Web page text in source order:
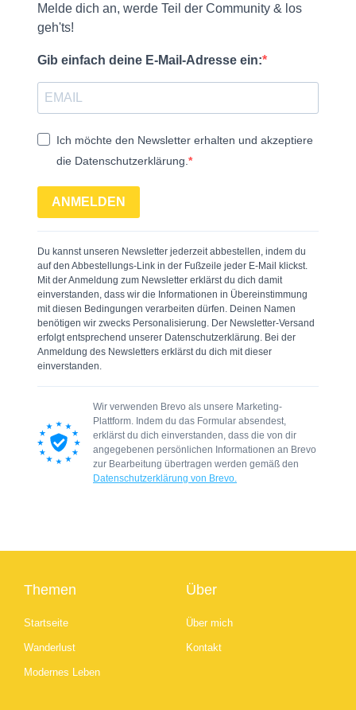
Melde dich an, werde Teil der Community & los
geh'ts!
Gib einfach deine E-Mail-Adresse ein:
Ich möchte den Newsletter erhalten und akzeptiere
die Datenschutzerklärung.
ANMELDEN
Du kannst unseren Newsletter jederzeit abbestellen, indem du
auf den Abbestellungs-Link in der Fußzeile jeder E-Mail klickst.
Mit der Anmeldung zum Newsletter erklärst du dich damit
einverstanden, dass wir die Informationen in Übereinstimmung
mit diesen Bedingungen verarbeiten dürfen. Deinen Namen
benötigen wir zwecks Personalisierung. Der Newsletter-Versand
erfolgt entsprechend unserer Datenschutzerklärung. Bei der
Anmeldung des Newsletters erklärst du dich mit dieser
einverstanden.
Wir verwenden Brevo als unsere Marketing-
Plattform. Indem du das Formular absendest,
erklärst du dich einverstanden, dass die von dir
angegebenen persönlichen Informationen an Brevo
zur Bearbeitung übertragen werden gemäß den
Datenschutzerklärung von Brevo.
Themen
Startseite
Wanderlust
Modernes Leben
Über
Über mich
Kontakt